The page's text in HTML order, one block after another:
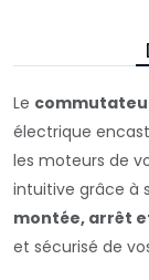
Le
électrique
les moteurs de
intuitive grâce à
montée, arrêt
et sécurisé de